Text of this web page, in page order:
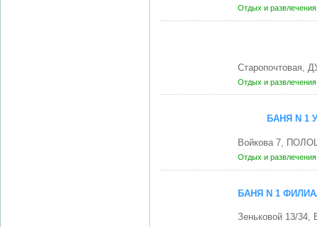
Отдых и
Старопочтовая,
Отдых и
БАНЯ N 1
Войкова 7,
Отдых и
БАНЯ N 1
Зеньковой 13/